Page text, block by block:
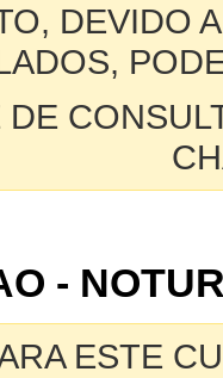
DEVIDO
-
ESTE